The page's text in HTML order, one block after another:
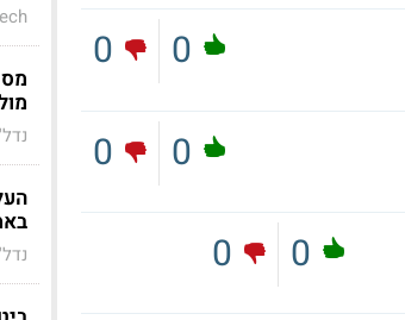
0
0
0
0
0
0